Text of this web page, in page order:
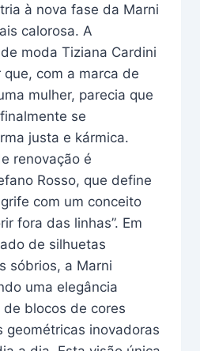
à nova fase da Marni
calorosa. A
moda Tiziana Cardini
com a marca de
mulher, parecia que
se
justa e kármica.
renovação é
Rosso, que define
com um conceito
fora das linhas”. Em
de silhuetas
sóbrios, a Marni
uma elegância
blocos de cores
geométricas inovadoras